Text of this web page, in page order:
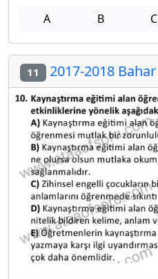
A B C
11 2017-2018 Bahar